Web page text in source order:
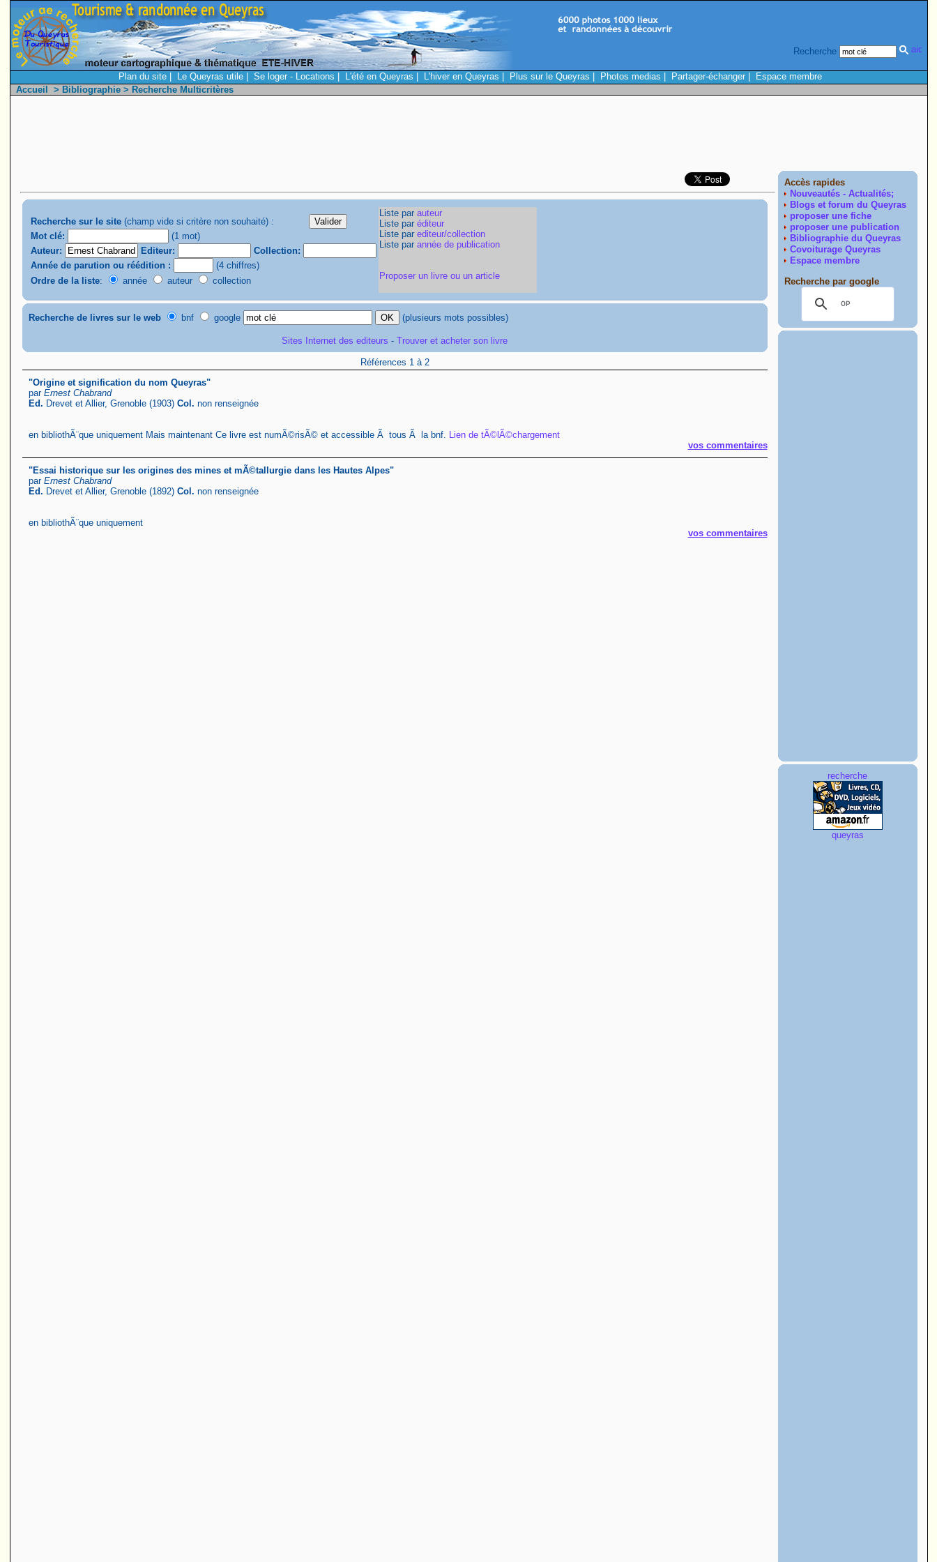
Recherche
Plan du site| Le Queyras utile| Se loger - Locations L'été en Queyras L'hiver en Queyras Plus sur le Queyras Photos medias Partager-échanger|
Espace membre
Accueil
> Bibliographie> Recherche Multicritères
Recherche sur le site(champ vide si critère non souhaité) :
Mot clé:
(1 mot)
Auteur:
Editeur:
Collection:
Année de parution ou réédition :
(4 chiffres)
Ordre de la liste: année auteur collection
Liste par auteur
Liste par éditeur
Liste par editeur/collection
Liste par année de publication
Proposer un livre ou un article
Recherche de livres sur le web bnf google (plusieurs mots possibles)
Sites Internet des editeurs - Trouver et acheter son livre
Références 1 à 2
"Origine et signification du nom Queyras"
par Ernest Chabrand
Ed. Drevet et Allier, Grenoble (1903) Col. non renseignée
en bibliothÃ¨que uniquement Mais maintenant Ce livre est numÃ©risÃ© et accessible Ã tous Ã la bnf. Lien de tÃ©lÃ©chargement
vos commentaires
"Essai historique sur les origines des mines et mÃ©tallurgie dans les Hautes Alpes"
par Ernest Chabrand
Ed. Drevet et Allier, Grenoble (1892) Col. non renseignée
en bibliothÃ¨que uniquement
vos commentaires
Accès rapides
Nouveautés - Actualités;
Blogs et forum du Queyras
proposer une fiche
proposer une publication
Bibliographie du Queyras
Covoiturage Queyras
Espace membre
Recherche par google
recherche
queyras